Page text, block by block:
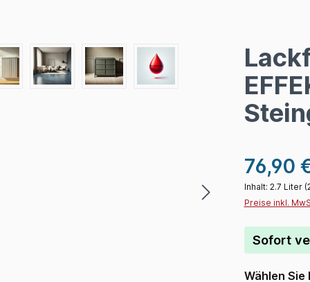
76,90
Inhalt: 2.7 Liter
Preise inkl.
Sofort
Wählen